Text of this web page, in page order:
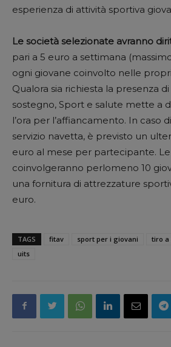
esperienza di attività sportiva
Le società selezionate avranno
pari a 5 euro a settimana
ogni giovane coinvolto nelle
Qualora sia richiesta la presenza
sostegno, Sport e salute mette a
l’ora per l’affiancamento. In caso
servizio navetta, è previsto un
euro al mese per partecipante.
coinvolgeranno perlomeno 10
una fornitura di attrezzature
euro.
TAGS fitav sport per i giovani tiro a
uits